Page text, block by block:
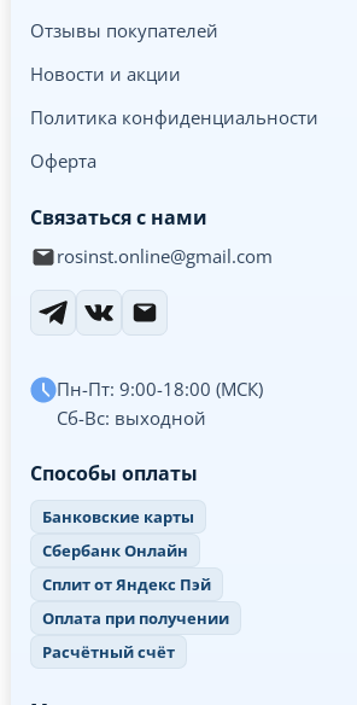
Отзывы покупателей
Новости и акции
Политика конфиденциальности
Оферта
Связаться с нами
rosinst.online@gmail.com
Пн-Пт: 9:00-18:00 (МСК)
Сб-Вс: выходной
Способы оплаты
Банковские карты
Сбербанк Онлайн
Сплит от Яндекс Пэй
Оплата при получении
Расчётный счёт